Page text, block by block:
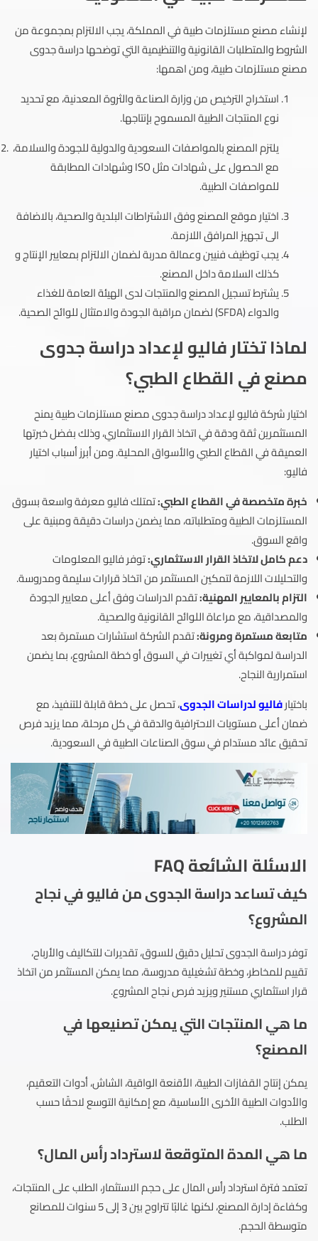
لإنشاء مصنع مستلزمات طبية في المملكة، يجب الالتزام بمجموعة من
الشروط والمتطلبات القانونية والتنظيمية التي توضحها دراسة جدوى
مصنع مستلزمات طبية، ومن اهمها:
استخراج الترخيص من وزارة الصناعة والثروة المعدنية، مع تحديد
نوع المنتجات الطبية المسموح بإنتاجها.
يلتزم المصنع بالمواصفات السعودية والدولية للجودة والسلامة،
مع الحصول على شهادات مثل ISO وشهادات المطابقة
للمواصفات الطبية.
اختيار موقع المصنع وفق الاشتراطات البلدية والصحية، بالاضافة
الى تجهيز المرافق اللازمة.
يجب توظيف فنيين وعمالة مدربة لضمان الالتزام بمعايير الإنتاج و
كذلك السلامة داخل المصنع.
يشترط تسجيل المصنع والمنتجات لدى الهيئة العامة للغذاء
والدواء (SFDA) لضمان مراقبة الجودة والامتثال للوائح الصحية.
لماذا تختار فاليو لإعداد دراسة جدوى
مصنع في القطاع الطبي؟
اختيار شركة فاليو لإعداد دراسة جدوى مصنع مستلزمات طبية يمنح
المستثمرين ثقة ودقة في اتخاذ القرار الاستثماري، وذلك بفضل خبرتها
العميقة في القطاع الطبي والأسواق المحلية. ومن أبرز أسباب اختيار
فاليو:
خبرة متخصصة في القطاع الطبي:تمتلك فاليو معرفة واسعة بسوق
المستلزمات الطبية ومتطلباته، مما يضمن دراسات دقيقة ومبنية على
واقع السوق.
دعم كامل لاتخاذ القرار الاستثماري:توفر فاليو المعلومات
والتحليلات اللازمة لتمكين المستثمر من اتخاذ قرارات سليمة ومدروسة.
التزام بالمعايير المهنية:تقدم الدراسات وفق أعلى معايير الجودة
والمصداقية، مع مراعاة اللوائح القانونية والصحية.
متابعة مستمرة ومرونة:تقدم الشركة استشارات مستمرة بعد
الدراسة لمواكبة أي تغييرات في السوق أو خطة المشروع، بما يضمن
استمرارية النجاح.
باختيارفاليو لدراسات الجدوى، تحصل على خطة قابلة للتنفيذ، مع
ضمان أعلى مستويات الاحترافية والدقة في كل مرحلة، مما يزيد فرص
تحقيق عائد مستدام في سوق الصناعات الطبية في السعودية.
الاسئلة الشائعة FAQ
كيف تساعد دراسة الجدوى من فاليو في نجاح
المشروع؟
توفر دراسة الجدوى تحليل دقيق للسوق، تقديرات للتكاليف والأرباح،
تقييم للمخاطر، وخطة تشغيلية مدروسة، مما يمكن المستثمر من اتخاذ
قرار استثماري مستنير ويزيد فرص نجاح المشروع.
ما هي المنتجات التي يمكن تصنيعها في
المصنع؟
يمكن إنتاج القفازات الطبية، الأقنعة الواقية، الشاش، أدوات التعقيم،
والأدوات الطبية الأخرى الأساسية، مع إمكانية التوسع لاحقًا حسب
الطلب.
ما هي المدة المتوقعة لاسترداد رأس المال؟
تعتمد فترة استرداد رأس المال على حجم الاستثمار، الطلب على المنتجات،
وكفاءة إدارة المصنع، لكنها غالبًا تتراوح بين 3 إلى 5 سنوات للمصانع
متوسطة الحجم.